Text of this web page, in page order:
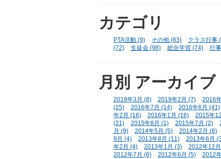
カテゴリ
PTA活動 (9) その他 (83)
クラス行事
(72)
生徒会 (98) 総合学習 (74) 行
月別 アーカイブ
2019年3月 (8) 2019年2月 (7)
2016
(25)
2016年7月 (14)
2016年6月 (41)
年2月 (16)
2016年1月 (16)
2015年
(21)
2015年8月 (1) 2015年7月 (2)
月 (9)
2014年5月 (5)
2014年2月 (8)
9月 (4)
2013年8月 (11)
2013年6月
年2月 (4)
2013年1月 (3)
2012年12
2012年7月 (6)
2012年6月 (5) 2012